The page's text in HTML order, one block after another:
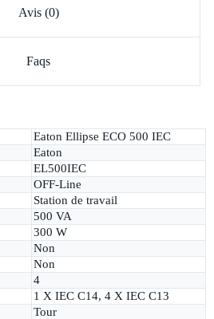
Avis (0)
Faqs
Eaton Ellipse ECO 500 IEC
Eaton
EL500IEC
OFF-Line
Station de travail
500 VA
300 W
Non
Non
4
1 X IEC C14, 4 X IEC C13
Tour